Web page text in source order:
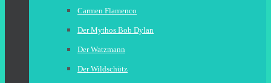
Carmen Flamenco
Der Mythos Bob Dylan
Der Watzmann
Der Wildschütz